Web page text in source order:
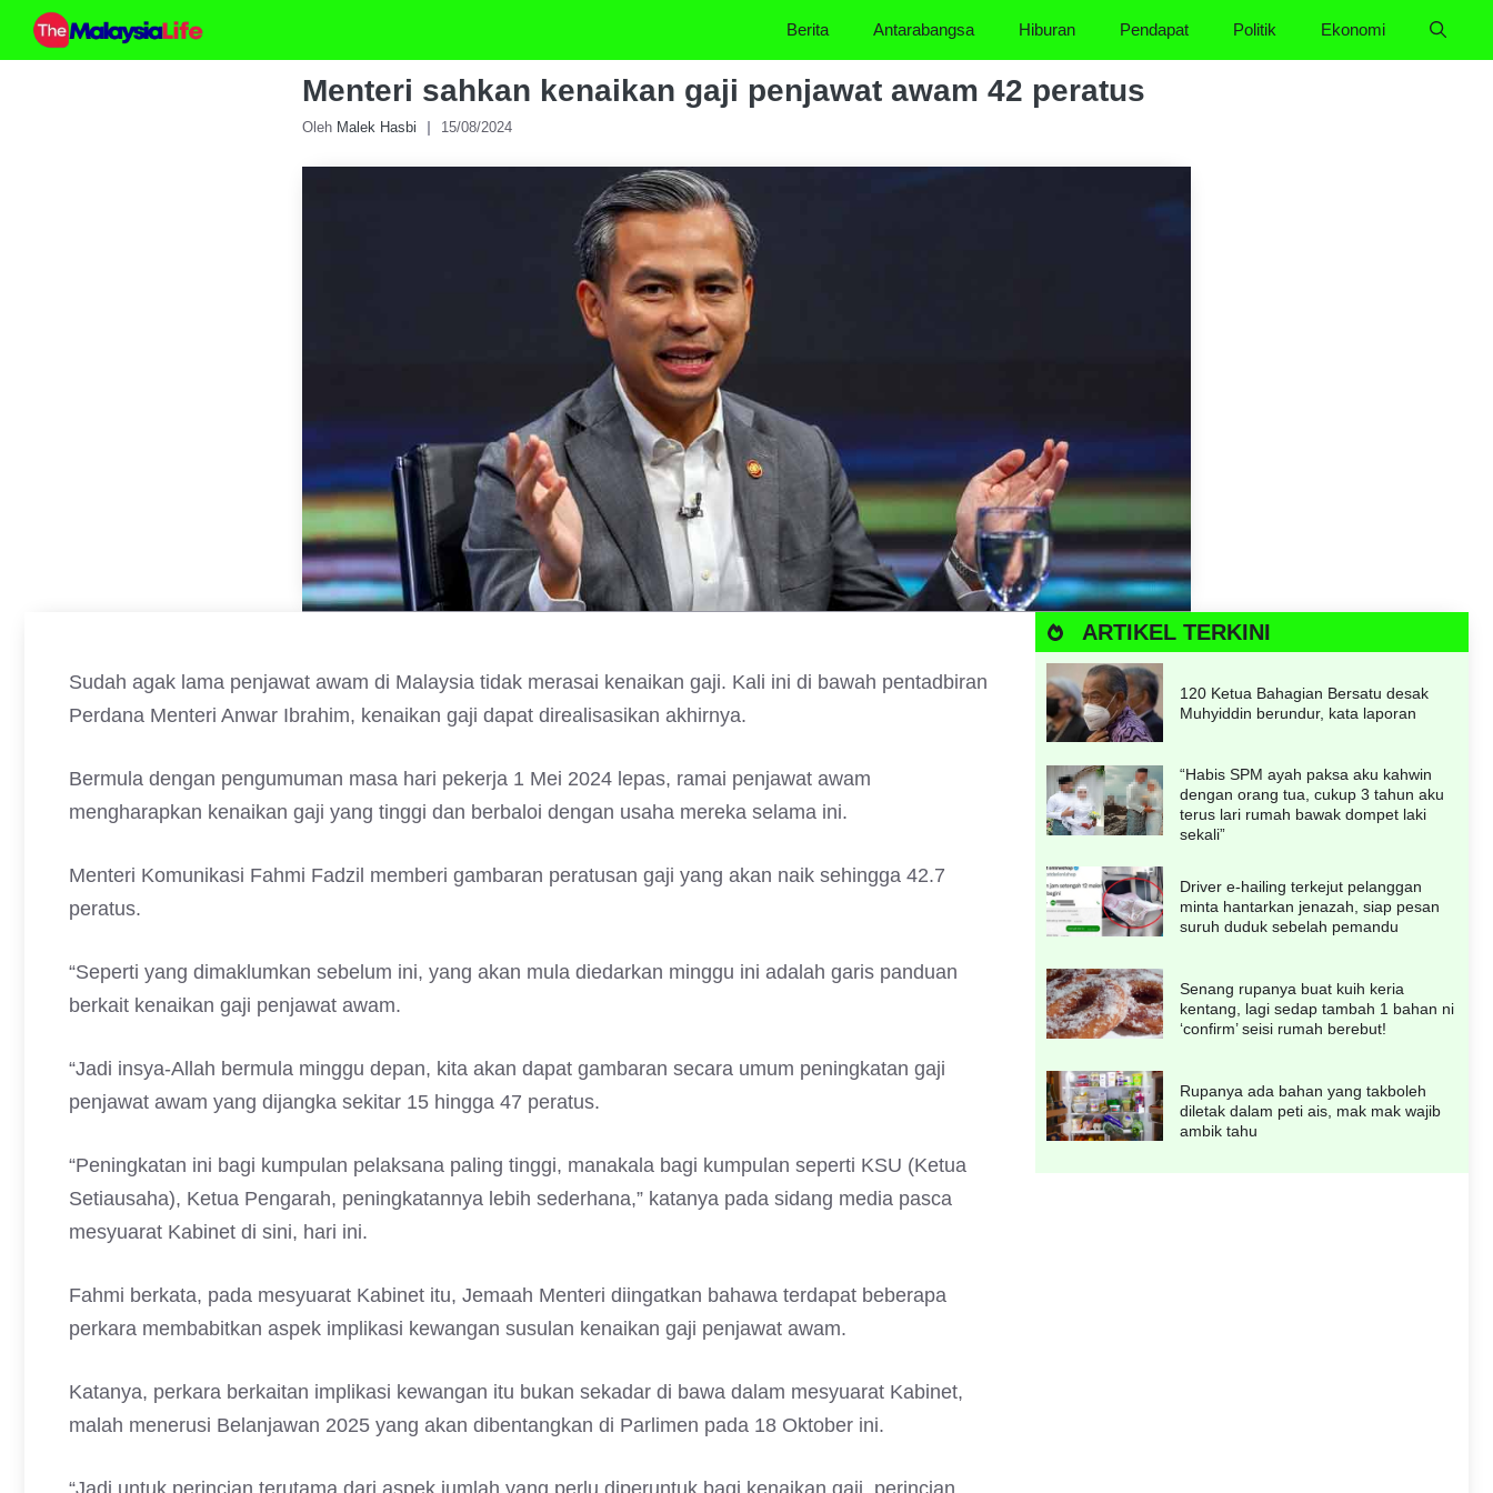
Skip
Berita Antarabangsa Hiburan Pendapat Politik Ekonomi
Menteri sahkan kenaikan gaji penjawat awam 42 peratus
Oleh Malek Hasbi 15/08/2024
Sudah agak lama penjawat awam di Malaysia tidak merasai kenaikan gaji. Kali ini di bawah pentadbiran
Perdana Menteri Anwar Ibrahim, kenaikan gaji dapat direalisasikan akhirnya.
Bermula dengan pengumuman masa hari pekerja 1 Mei 2024 lepas, ramai penjawat awam
mengharapkan kenaikan gaji yang tinggi dan berbaloi dengan usaha mereka selama ini.
Menteri Komunikasi Fahmi Fadzil memberi gambaran peratusan gaji yang akan naik sehingga 42.7
peratus.
“Seperti yang dimaklumkan sebelum ini, yang akan mula diedarkan minggu ini adalah garis panduan
berkait kenaikan gaji penjawat awam.
“Jadi insya-Allah bermula minggu depan, kita akan dapat gambaran secara umum peningkatan gaji
penjawat awam yang dijangka sekitar 15 hingga 47 peratus.
“Peningkatan ini bagi kumpulan pelaksana paling tinggi, manakala bagi kumpulan seperti KSU (Ketua
Setiausaha), Ketua Pengarah, peningkatannya lebih sederhana,” katanya pada sidang media pasca
mesyuarat Kabinet di sini, hari ini.
Fahmi berkata, pada mesyuarat Kabinet itu, Jemaah Menteri diingatkan bahawa terdapat beberapa
perkara membabitkan aspek implikasi kewangan susulan kenaikan gaji penjawat awam.
Katanya, perkara berkaitan implikasi kewangan itu bukan sekadar di bawa dalam mesyuarat Kabinet,
malah menerusi Belanjawan 2025 yang akan dibentangkan di Parlimen pada 18 Oktober ini.
“Jadi untuk perincian terutama dari aspek jumlah yang perlu diperuntuk bagi kenaikan gaji, perincian
ARTIKEL TERKINI
120 Ketua Bahagian Bersatu desak
Muhyiddin berundur, kata laporan
“Habis SPM ayah paksa aku kahwin
dengan orang tua, cukup 3 tahun aku
terus lari rumah bawak dompet laki
sekali”
Driver e-hailing terkejut pelanggan
minta hantarkan jenazah, siap pesan
suruh duduk sebelah pemandu
Senang rupanya buat kuih keria
kentang, lagi sedap tambah 1 bahan ni
‘confirm’ seisi rumah berebut!
Rupanya ada bahan yang takboleh
diletak dalam peti ais, mak mak wajib
ambik tahu